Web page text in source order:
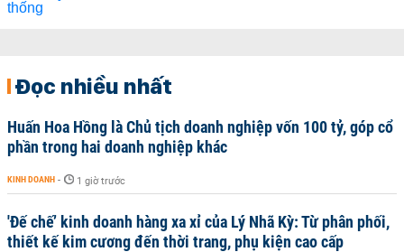
Đọc nhiều nhất
Huấn Hoa Hồng là Chủ tịch doanh nghiệp vốn 100 tỷ, góp cổ
phần trong hai doanh nghiệp khác
KINH DOANH - 1 giờ trước
'Đế chế’ kinh doanh hàng xa xỉ của Lý Nhã Kỳ: Từ phân phối,
thiết kế kim cương đến thời trang, phụ kiện cao cấp